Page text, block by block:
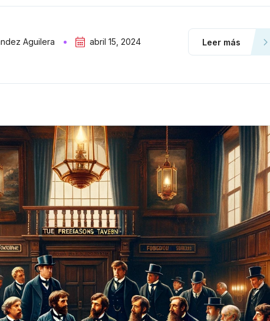
Aguilera abril 15, 2024 Leer más